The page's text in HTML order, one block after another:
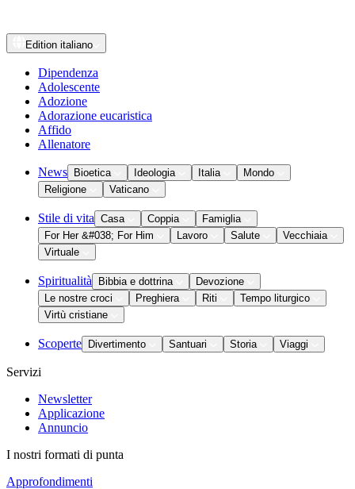
Edition italiano
Dipendenza
Adolescente
Adozione
Adorazione eucaristica
Affido
Allenatore
News Bioetica Ideologia Italia
Mondo
Religione
Vaticano
Stile di vita Casa Coppia
Famiglia
For Her &#038; For Him
Lavoro Salute
Vecchiaia
Virtuale
Spiritualità Bibbia e dottrina
Devozione
Le nostre croci
Preghiera Riti
Tempo liturgico
Virtù cristiane
Scoperte Divertimento Santuari Storia Viaggi
Servizi
Newsletter
Applicazione
Annuncio
I nostri formati di punta
Approfondimenti